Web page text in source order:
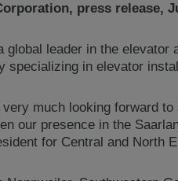
press release,
global leader in the
specializing in elevator
much looking forward
our presence in the
for Central and North